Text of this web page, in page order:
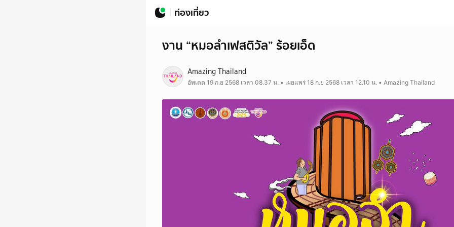
ท่องเที่ยว
งาน “หมอลำเฟสติวัล” ร้อยเอ็ด
Amazing Thailand
อัพเดต 19 ก.ย 2568 เวลา 08.37 น. • เผยแพร่ 18 ก.ย 2568 เวลา 12.10 น. • Amazing Thailand